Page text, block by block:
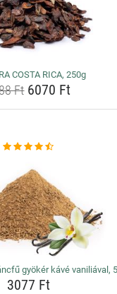
COSTA RICA, 250g
Ft6070 Ft
gyökér kávé vaniliával,
3077 Ft